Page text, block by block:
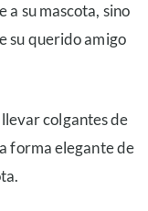
a su mascota, sino
su querido amigo
llevar colgantes de
forma elegante de